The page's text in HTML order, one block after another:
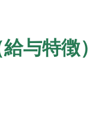
与特徴）